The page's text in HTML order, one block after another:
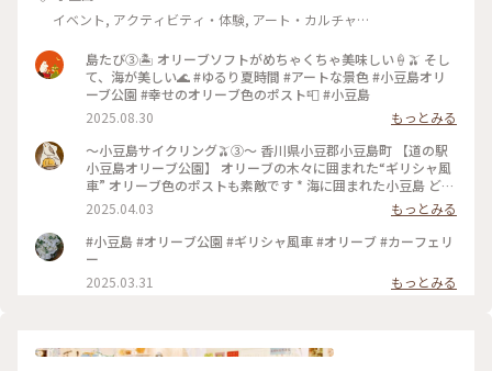
イベント, アクティビティ・体験, アート・カルチャ
島たび③🏝️ オリーブソフトがめちゃくちゃ美味しい🍦🫒 そし
て、海が美しい🌊 #ゆるり夏時間 #アートな景色 #小豆島オリ
ーブ公園 #幸せのオリーブ色のポスト📮 #小豆島
2025.08.30
もっとみる
～小豆島サイクリング🫒③～ 香川県小豆郡小豆島町 【道の駅
小豆島オリーブ公園】 オリーブの木々に囲まれた“ギリシャ風
車” オリーブ色のポストも素敵です * 海に囲まれた小豆島 どの
場所にいても 少し高いところに登るだけで 瀬戸内海を一望で
きます✨️ #アートな景色 #香川 #小豆島 #道の駅小豆島オリーブ
公園 #ギリシャ風車 #オリーブポスト #瀬戸内海
2025.04.03
もっとみる
#小豆島 #オリーブ公園 #ギリシャ風車 #オリーブ #カーフェリ
ー
2025.03.31
もっとみる